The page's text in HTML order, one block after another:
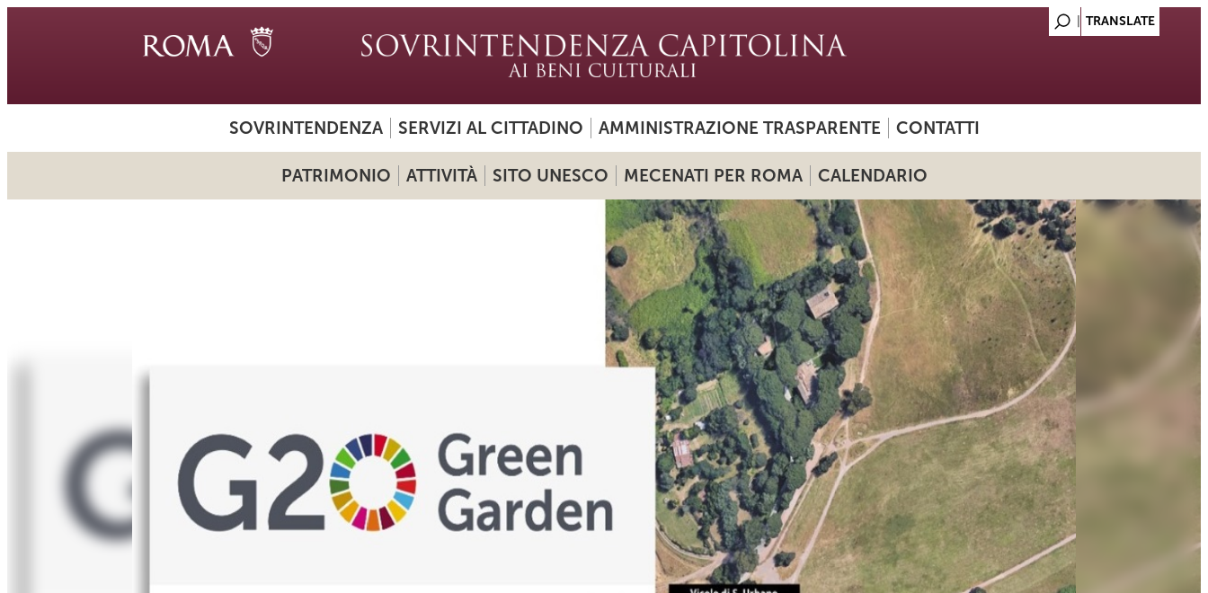
SOVRINTENDENZA SERVIZI AL CITTADINO AMMINISTRAZIONE TRASPARENTE CONTATTI
PATRIMONIO ATTIVITÀ SITO UNESCO MECENATI PER ROMA CALENDARIO